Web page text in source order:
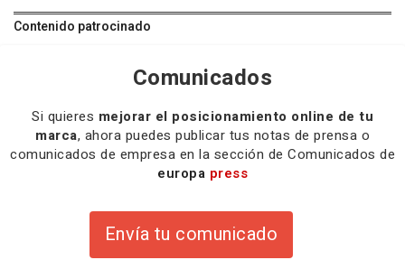
Contenido patrocinado
Comunicados
Si quieres mejorar el posicionamiento online de tu
marca, ahora puedes publicar tus notas de prensa o
comunicados de empresa en la sección de Comunicados de
europa press
Envía tu comunicado